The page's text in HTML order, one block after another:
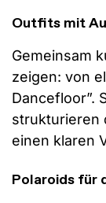
Outfits mit
Gemeinsam
zeigen: von
Dancefloor”.
strukturieren
einen klaren
Polaroids für